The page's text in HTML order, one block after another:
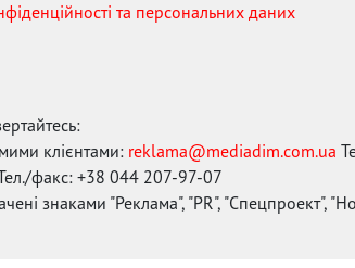
та персональних даних
клієнтами: reklama@mediadim.com.ua
факс: +38 044 207-97-07
знаками "Реклама", "PR", "Спецпроект",